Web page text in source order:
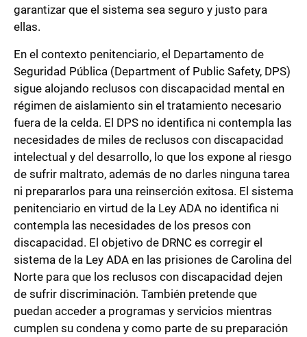
garantizar que el sistema sea seguro y justo para
ellas.
En el contexto penitenciario, el Departamento de
Seguridad Pública (Department of Public Safety, DPS)
sigue alojando reclusos con discapacidad mental en
régimen de aislamiento sin el tratamiento necesario
fuera de la celda. El DPS no identifica ni contempla las
necesidades de miles de reclusos con discapacidad
intelectual y del desarrollo, lo que los expone al riesgo
de sufrir maltrato, además de no darles ninguna tarea
ni prepararlos para una reinserción exitosa. El sistema
penitenciario en virtud de la Ley ADA no identifica ni
contempla las necesidades de los presos con
discapacidad. El objetivo de DRNC es corregir el
sistema de la Ley ADA en las prisiones de Carolina del
Norte para que los reclusos con discapacidad dejen
de sufrir discriminación. También pretende que
puedan acceder a programas y servicios mientras
cumplen su condena y como parte de su preparación